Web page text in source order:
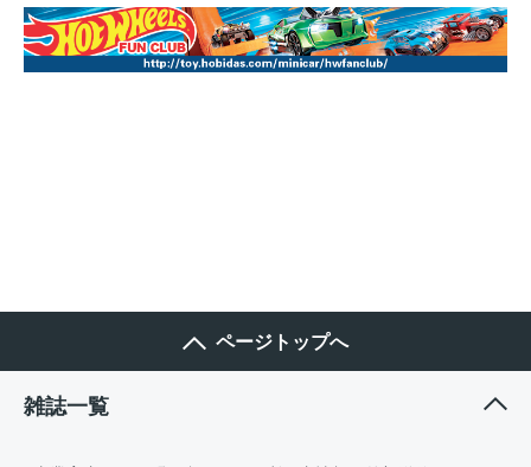
ページトップへ
雑誌一覧